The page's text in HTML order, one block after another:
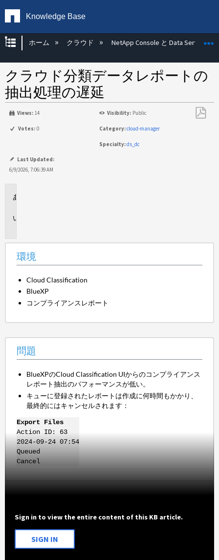
Knowledge Base
グローバル階層を展開/折りたたむ
ホーム クラウド NetApp Console と Data Services
クラウド分類データレポートの
抽出処理の遅延
Views: 14 Visibility: Public
Votes: 0 Category:cloud-manager
Specialty:ds_dc
Last Updated:
6/9/2026, 7:06:39 AM
環境
Cloud Classification
BlueXP
コンプライアンスレポート
問題
BlueXPのCloud Classification UIからのコンプライアンス
レポート抽出のパフォーマンスが低い。
キューに登録されたレポートは作成に何時間もかかり、
最終的にはキャンセルされます：
Export Files
Action ID: 63
2024-09-24 07:54
Queued
Cancel
Sign in to view the entire content of this KB article.
SIGN IN